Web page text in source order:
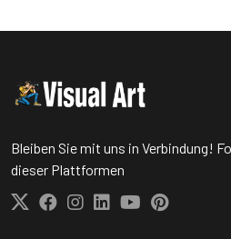
Bleiben Sie mit uns in Verbindung!
dieser Plattformen